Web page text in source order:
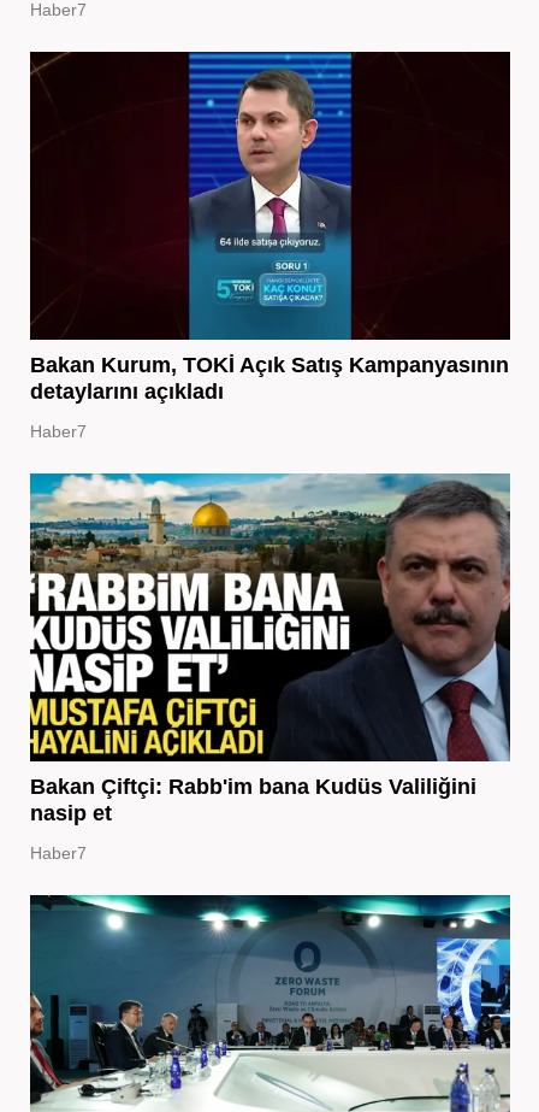
Haber7
Bakan Kurum, TOKİ Açık Satış Kampanyasının
detaylarını açıkladı
Haber7
Bakan Çiftçi: Rabb'im bana Kudüs Valiliğini
nasip et
Haber7